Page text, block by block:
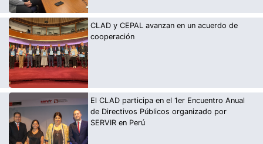
CLAD y CEPAL avanzan en un acuerdo de
cooperación
El CLAD participa en el 1er Encuentro Anual
de Directivos Públicos organizado por
SERVIR en Perú